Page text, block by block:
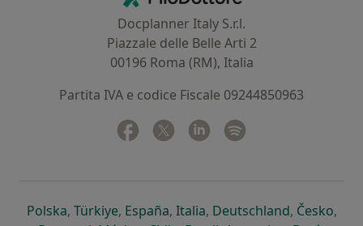
Docplanner Italy S.r.l.
Piazzale delle Belle Arti 2
00196 Roma (RM), Italia
Partita IVA e codice Fiscale 09244850963
Facebook
si apre in una nuova scheda
Twitter
si apre in una nuova scheda
Linkedin
si apre in una nuova
Polskasi apre in una nuova scheda
, Türkiyesi apre in una nuova scheda
, Españasi apre in una nuova scheda
, Italiasi apre in una nuova
, Deutschlandsi apre in
, Českosi
,